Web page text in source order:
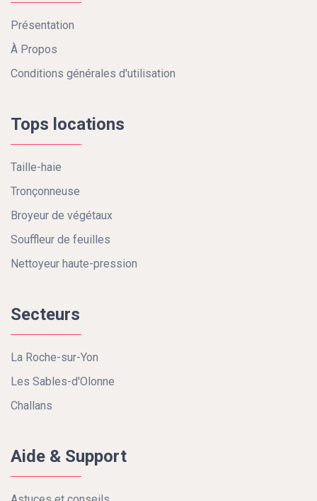
Présentation
À Propos
Conditions générales d'utilisation
Tops locations
Taille-haie
Tronçonneuse
Broyeur de végétaux
Souffleur de feuilles
Nettoyeur haute-pression
Secteurs
La Roche-sur-Yon
Les Sables-d'Olonne
Challans
Aide & Support